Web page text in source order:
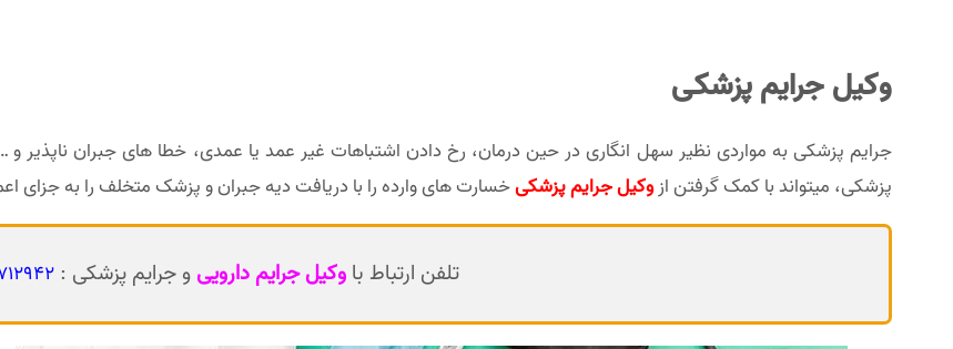
وکیل جرایم پزشکی
جرایم پزشکی به مواردی نظیر سهل انگاری در حین درمان، رخ دادن اشتباهات غیر عمد یا عمدی، خطا های جبران
پزشکی، میتواند با کمک گرفتن ازوکیل جرایم پزشکیخسارت های وارده را با دریافت دیه جبران و پزشک متخلف را به جزای
تلفن ارتباط با وکیل جرایم دارویی و جرایم پزشکی :